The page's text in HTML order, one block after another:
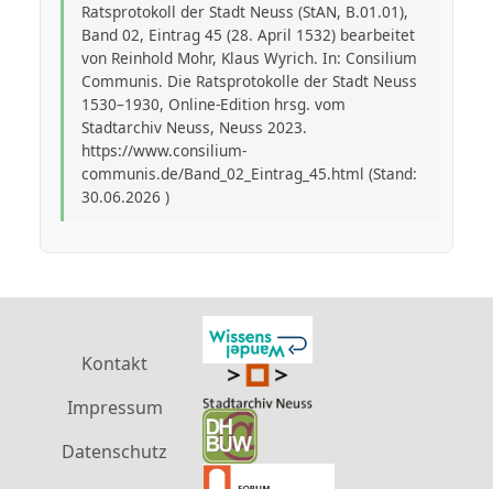
Ratsprotokoll der Stadt Neuss (StAN, B.01.01),
Band 02, Eintrag 45 (28. April 1532) bearbeitet
von Reinhold Mohr, Klaus Wyrich. In: Consilium
Communis. Die Ratsprotokolle der Stadt Neuss
1530–1930, Online-Edition hrsg. vom
Stadtarchiv Neuss, Neuss 2023.
https://www.consilium-
communis.de/Band_02_Eintrag_45.html (Stand:
30.06.2026 )
Kontakt
Impressum
Datenschutz